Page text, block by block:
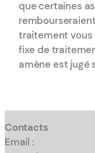
que certaines
traitement vous
fixe de
amène est jugé
Contacts
Email :